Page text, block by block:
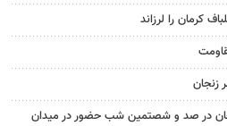
زنجان
در صد و شصتمین شب حضور در میدان